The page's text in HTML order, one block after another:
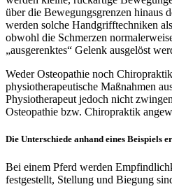
über die Bewegungsgrenzen hinaus
werden solche Handgrifftechniken
obwohl die Schmerzen
„ausgerenktes“ Gelenk ausgelöst
Weder Osteopathie noch
physiotherapeutische Maßnahmen
Physiotherapeut jedoch nicht
Osteopathie bzw. Chiropraktik
Die Unterschiede anhand eines Beispiels
Bei einem Pferd werden
festgestellt, Stellung und Biegung